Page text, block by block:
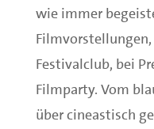
wie immer
Festivalclub, bei
Filmparty. Vom
über cineastisch